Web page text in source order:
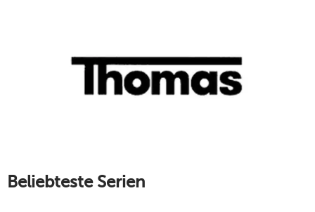
deren Fröhlichkeit gekonnt für Ihren Wohn- und
Esszimmerbereich.
Beliebteste Serien